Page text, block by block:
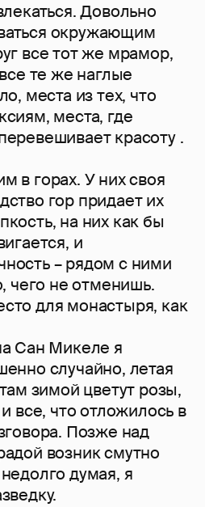
Довольно
окружающим
все тот же мрамор,
те же наглые
места из тех, что
места, где
красоту .
в горах. У них своя
гор придает их
на них как бы
и
– рядом с ними
чего не отменишь.
для монастыря, как
Сан Микеле я
случайно, летая
зимой цветут розы,
все, что отложилось в
Позже над
возник смутно
думая, я